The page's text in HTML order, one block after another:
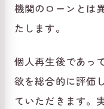
機関のローンとは
たします。
個人再生後であっ
欲を総合的に評価
ていただきます。